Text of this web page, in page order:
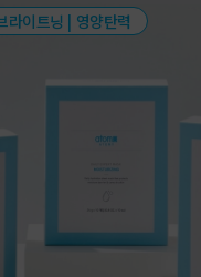
라이트닝 | 영양탄력